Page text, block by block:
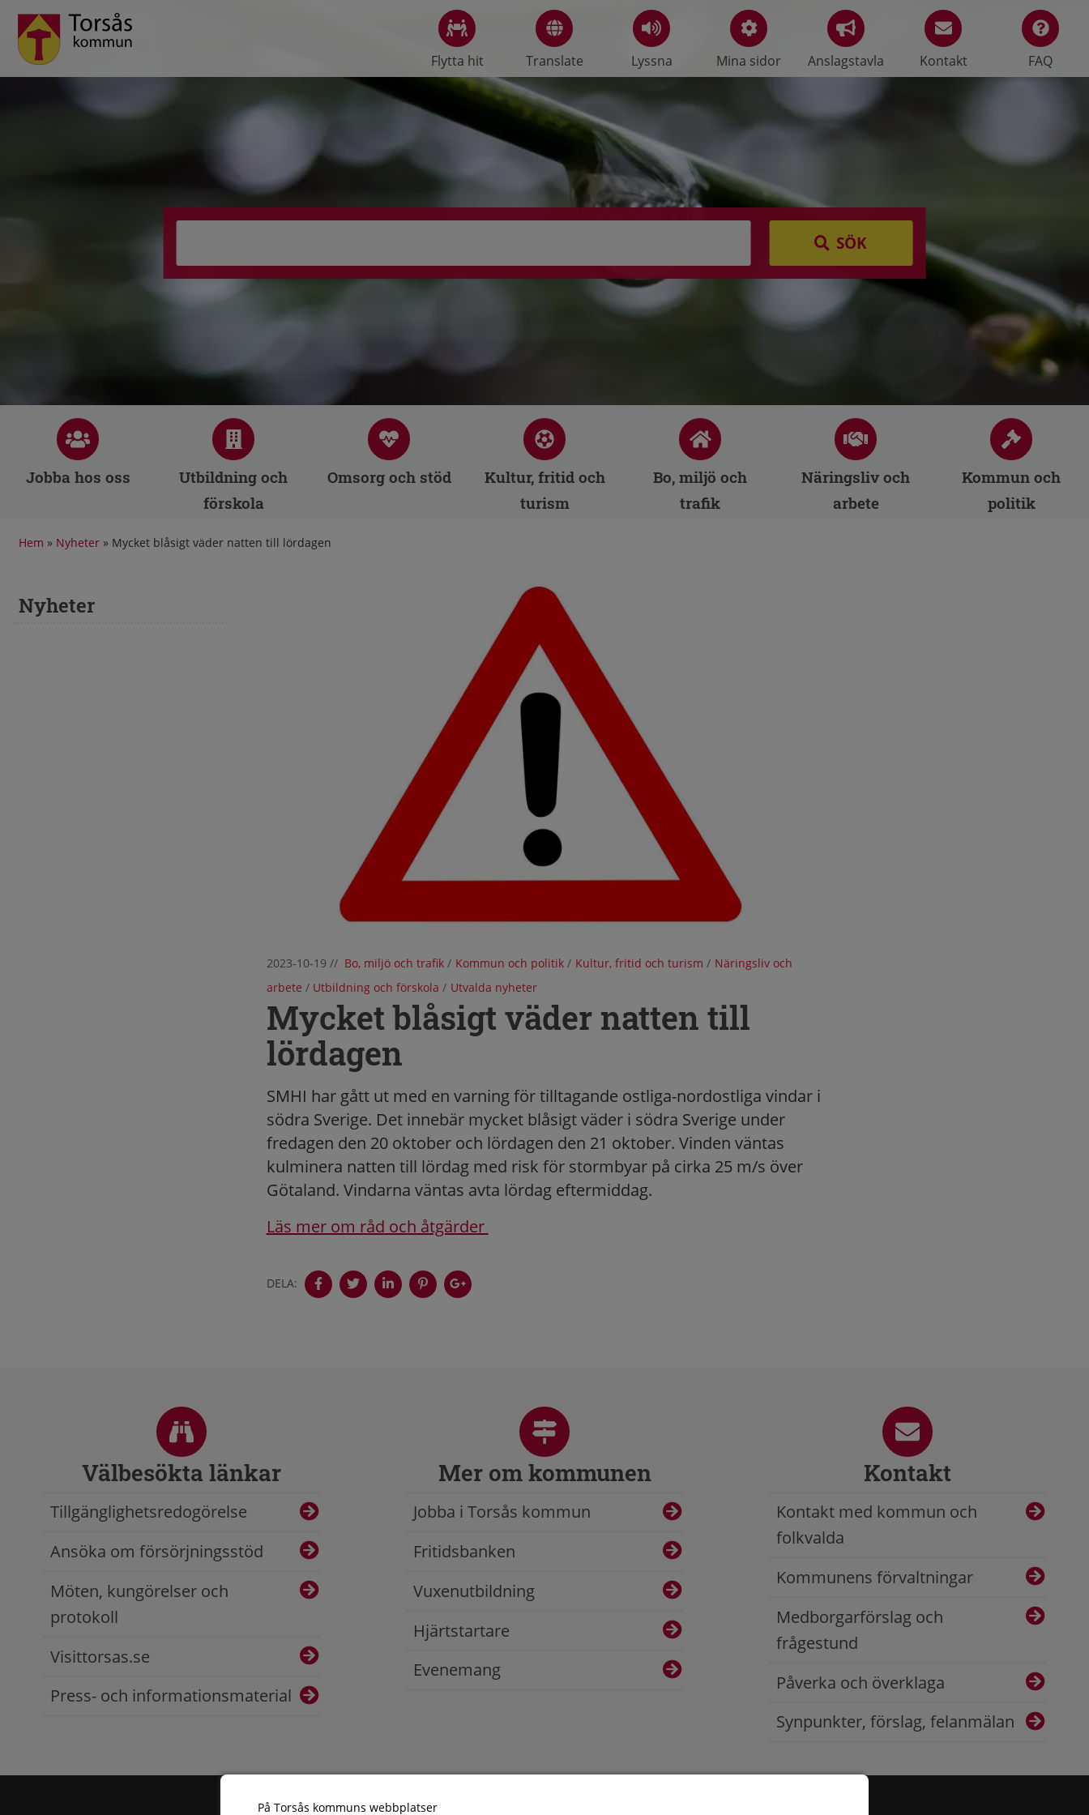
Flytta hit Translate Lyssna Mina sidor Anslagstavla Kontakt FAQ
SÖK
Jobba hos oss
Utbildning och
förskola
Omsorg och stöd
Kultur, fritid och
turism
Bo, miljö och
trafik
Näringsliv och
arbete
Kommun och
politik
Hem » Nyheter » Mycket blåsigt väder natten till lördagen
Nyheter
2023-10-19 // Bo, miljö och trafik / Kommun och politik / Kultur, fritid och turism / Näringsliv och
arbete / Utbildning och förskola / Utvalda nyheter
Mycket blåsigt väder natten till
lördagen
SMHI har gått ut med en varning för tilltagande ostliga-nordostliga vindar i
södra Sverige. Det innebär mycket blåsigt väder i södra Sverige under
fredagen den 20 oktober och lördagen den 21 oktober. Vinden väntas
kulminera natten till lördag med risk för stormbyar på cirka 25 m/s över
Götaland. Vindarna väntas avta lördag eftermiddag.
Läs mer om råd och åtgärder
DELA:
På Torsås kommuns webbplatser
Välbesökta länkar
Tillgänglighetsredogörelse
Ansöka om försörjningsstöd
Möten, kungörelser och
protokoll
Visittorsas.se
Press- och informationsmaterial
Mer om kommunen
Jobba i Torsås kommun
Fritidsbanken
Vuxenutbildning
Hjärtstartare
Evenemang
Kontakt
Kontakt med kommun och
folkvalda
Kommunens förvaltningar
Medborgarförslag och
frågestund
Påverka och överklaga
Synpunkter, förslag, felanmälan